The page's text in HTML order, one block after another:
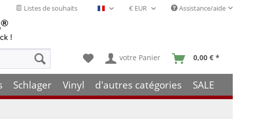
Listes de souhaits Français- FR Assistance/aide
®
!
votre Panier 0,00 € *
Schlager Vinyl d'autres catégories SALE